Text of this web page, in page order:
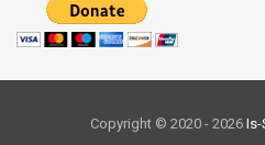
Copyright © 2020 - 2026 Is-